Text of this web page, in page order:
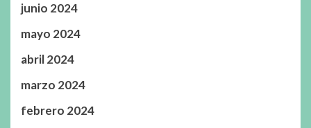
junio 2024
mayo 2024
abril 2024
marzo 2024
febrero 2024